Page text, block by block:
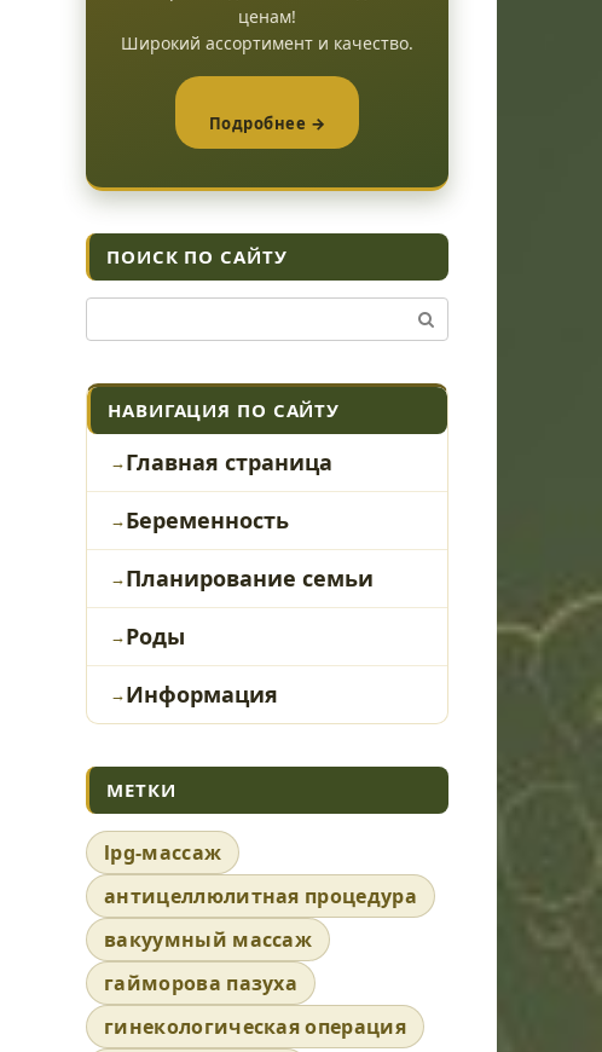
ценам!
Широкий ассортимент и качество.
Подробнее →
ПОИСК ПО САЙТУ
НАВИГАЦИЯ ПО САЙТУ
Главная страница
Беременность
Планирование семьи
Роды
Информация
МЕТКИ
lpg-массаж
антицеллюлитная процедура
вакуумный массаж
гайморова пазуха
гинекологическая операция